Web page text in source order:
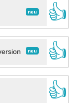
neu
👍
neu
👍
👍